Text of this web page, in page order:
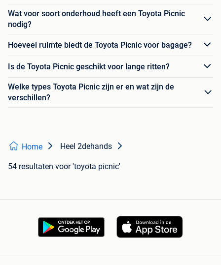
Wat voor soort onderhoud heeft een Toyota Picnic
nodig?
Hoeveel ruimte biedt de Toyota Picnic voor bagage?
Is de Toyota Picnic geschikt voor lange ritten?
Welke types Toyota Picnic zijn er en wat zijn de
verschillen?
Home Heel 2dehands
54 resultaten voor 'toyota picnic'